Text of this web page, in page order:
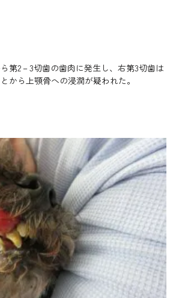
第2－3切歯の歯肉に発生し、右第3切歯は
から上顎骨への浸潤が疑われた。